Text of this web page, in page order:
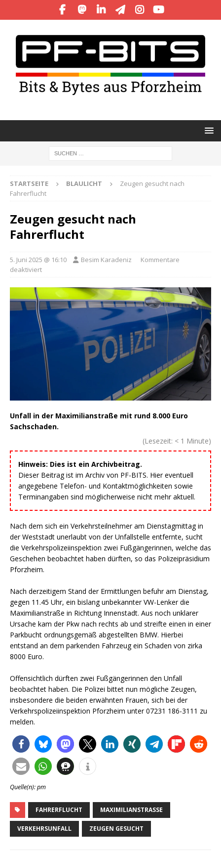
STARTSEITE BLAULICHT
Zeugen gesucht nach
Fahrerflucht
Zeugen gesucht nach
Fahrerflucht
5. Juni 2025 @ 16:10 Besim Karadeniz
Kommentare
deaktiviert
Unfall in der Maximilianstraße mit rund 8.000 Euro
Sachschaden.
(Lesezeit: < 1 Minute)
Hinweis: Dies ist ein Archivbeitrag.
Dieser Beitrag ist im Archiv von PF-BITS. Hier eventuell
angegebene Telefon- und Kontaktmöglichkeiten sowie
Terminangaben sind möglicherweise nicht mehr aktuell.
Nach dem sich ein Verkehrsteilnehmer am Dienstagmittag in
der Weststadt unerlaubt von der Unfallstelle entfernte, sucht
die Verkehrspolizeiinspektion zwei Fußgängerinnen, welche das
Geschehen beobachtet haben dürften, so das Polizeipräsidium
Pforzheim.
Nach derzeitigem Stand der Ermittlungen befuhr am Dienstag,
gegen 11.45 Uhr, ein bislang unbekannter VW-Lenker die
Maximilianstraße in Richtung Innenstadt. Aus noch unklarer
Ursache kam der Pkw nach rechts ab und streifte einen in einer
Parkbucht ordnungsgemäß abgestellten BMW. Hierbei
entstand an dem parkenden Fahrzeug ein Schaden von zirka
8000 Euro.
Offensichtlich dürften zwei Fußgängerinnen den Unfall
beobachtet haben. Die Polizei bittet nun mögliche Zeugen,
insbesondere die beiden erwähnten Frauen, sich bei der
Verkehrspolizeiinspektion Pforzheim unter 07231 186-3111 zu
melden.
Quelle(n): pm
FAHRERFLUCHT MAXIMILIANSTRASSE
VERKEHRSUNFALL ZEUGEN GESUCHT